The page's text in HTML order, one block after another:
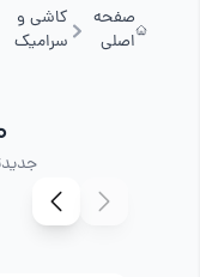
صفحه
اصلی
کاشی و
سرامیک